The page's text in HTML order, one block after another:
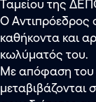
Ταμείου της
Ο Αντιπρόεδρος
καθήκοντα και
κωλύματός του.
Με απόφαση του
μεταβιβάζονται